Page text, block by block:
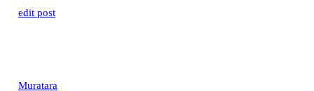
edit post
Muratara